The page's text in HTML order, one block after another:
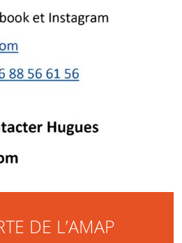
DE L’AMAP